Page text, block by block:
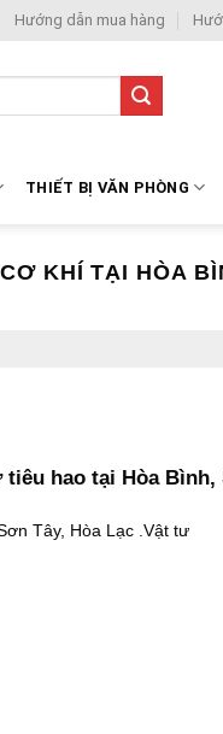
Hướng dẫn mua hàng
THIẾT BỊ VĂN PHÒNG
KHÍ TẠI HÒA
hao tại Hòa Bình,
Tây, Hòa Lạc .Vật tư